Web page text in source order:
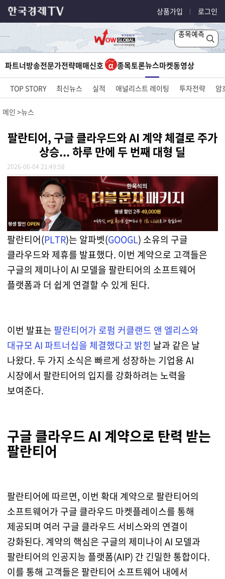
상품가입 로그인
종목예측
파트너방송전문가전략매매신호 종목토론뉴스마켓동영상
TOP STORY 최신뉴스 실적 애널리스트 레이팅 투자전략 암
메인 뉴스
팔란티어, 구글 클라우드와 AI 계약 체결로 주가
상승... 하루 만에 두 번째 대형 딜
2026-06-04 21:49:58
팔란티어(PLTR)는 알파벳(GOOGL) 소유의 구글
클라우드와 제휴를 발표했다. 이번 계약으로 고객들은
구글의 제미나이 AI 모델을 팔란티어의 소프트웨어
플랫폼과 더 쉽게 연결할 수 있게 된다.
이번 발표는 팔란티어가 로펌 커클랜드 앤 엘리스와
대규모 AI 파트너십을 체결했다고 밝힌 날과 같은 날
나왔다. 두 가지 소식은 빠르게 성장하는 기업용 AI
시장에서 팔란티어의 입지를 강화하려는 노력을
보여준다.
구글 클라우드 AI 계약으로 탄력 받는
팔란티어
팔란티어에 따르면, 이번 확대 계약으로 팔란티어의
소프트웨어가 구글 클라우드 마켓플레이스를 통해
제공되며 여러 구글 클라우드 서비스와의 연결이
강화된다. 계약의 핵심은 구글의 제미나이 AI 모델과
팔란티어의 인공지능 플랫폼(AIP) 간 긴밀한 통합이다.
이를 통해 고객들은 팔란티어 소프트웨어 내에서